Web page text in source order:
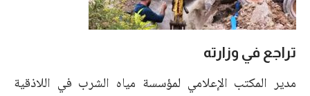
تراجع في وزارته
مدير المكتب الإعلامي لمؤسسة مياه الشرب في اللاذقية